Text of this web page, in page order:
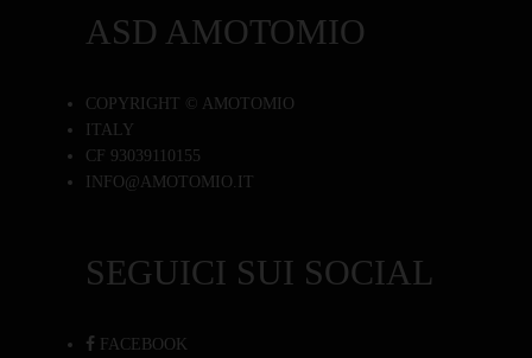
ASD AMOTOMIO
COPYRIGHT © AMOTOMIO
ITALY
CF 93039110155
INFO@AMOTOMIO.IT
SEGUICI SUI SOCIAL
FACEBOOK